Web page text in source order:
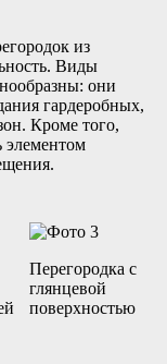
из
Виды
они
гардеробных,
Кроме того,
элементом
Перегородка с
глянцевой
поверхностью